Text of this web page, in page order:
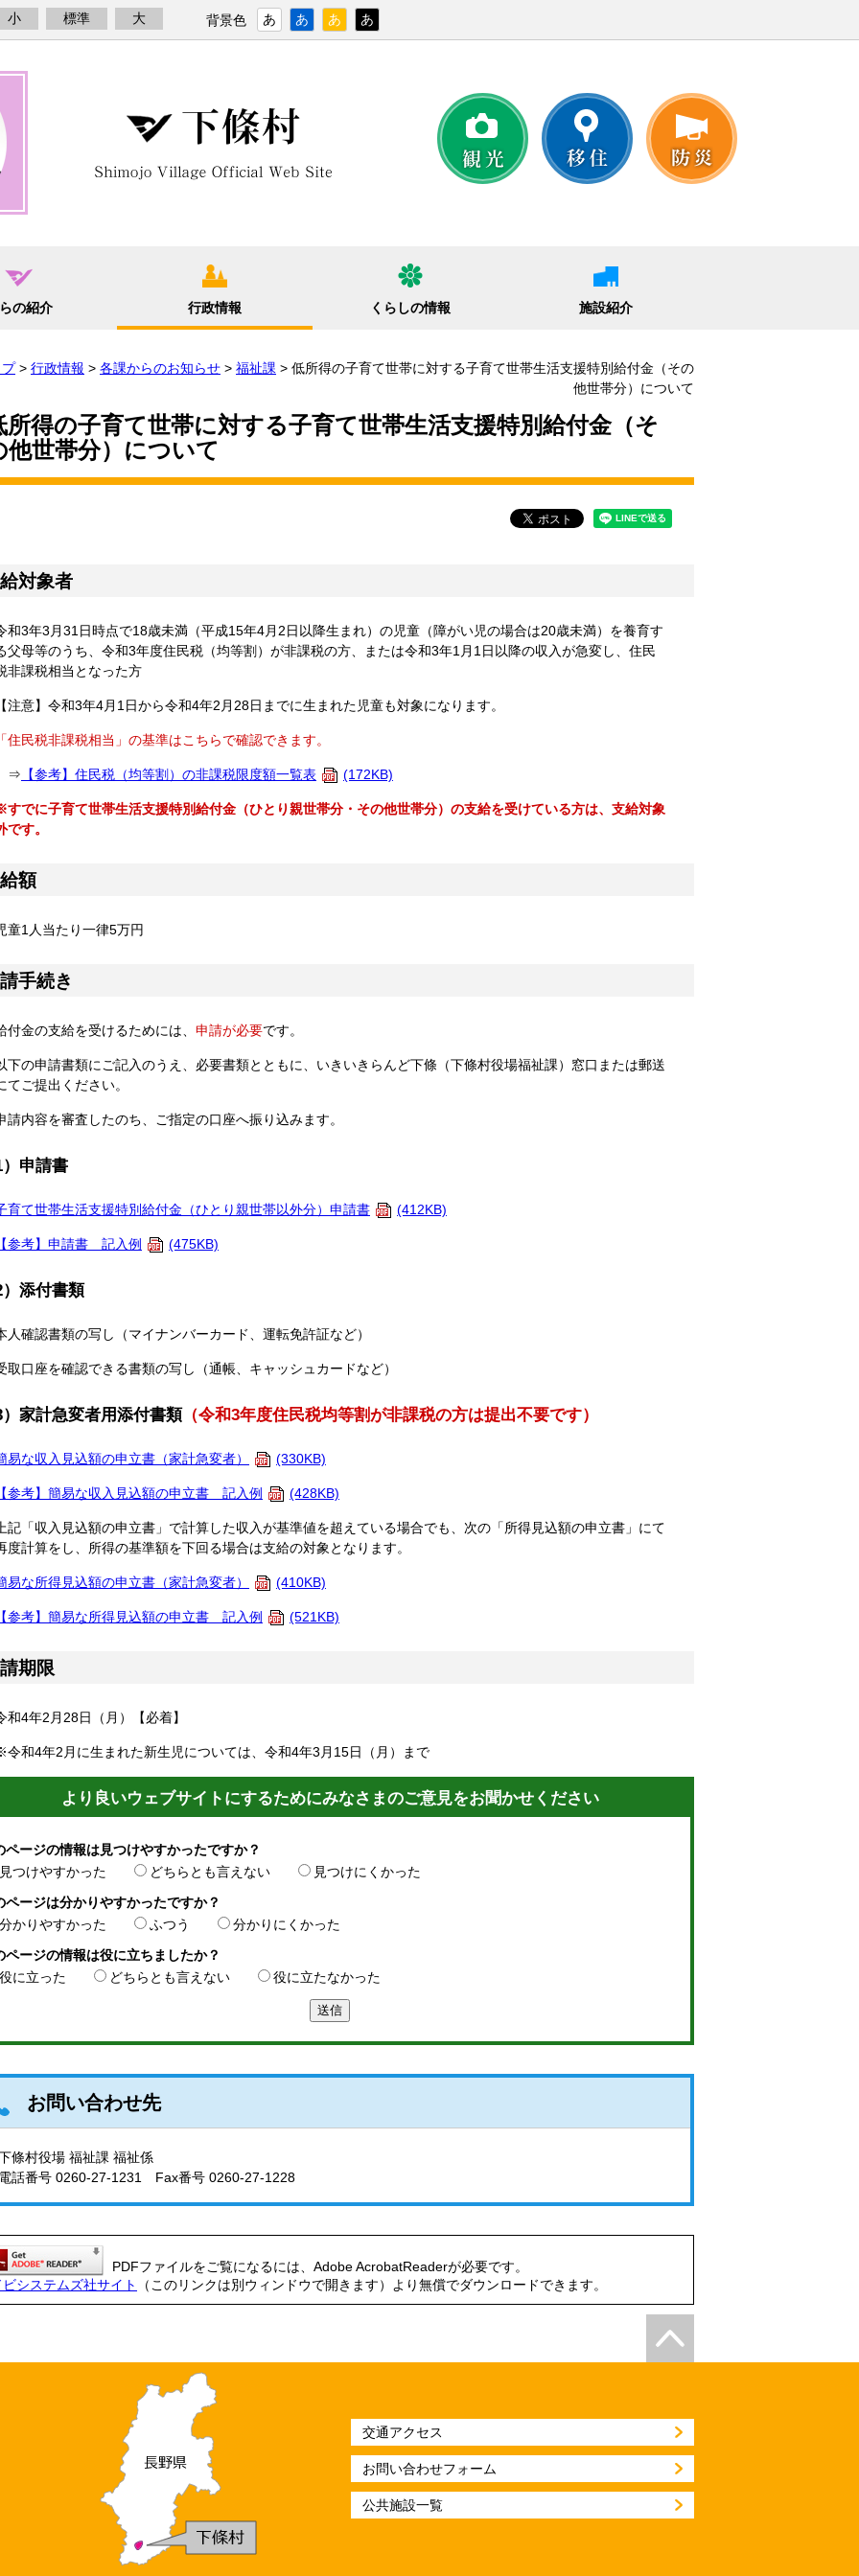
小 標準 大 背景色 あ あ あ あ
の紹介 行政情報 くらしの情報 施設紹介
プ> 行政情報 > 各課からのお知らせ > 福祉課 > 低所得の子育て世帯に対する子育て世帯生活支援特別給付金（その
他世帯分）について
所得の子育て世帯に対する子育て世帯生活支援特別給付金（そ
他世帯分）について
対象者
和3年3月31日時点で18歳未満（平成15年4月2日以降生まれ）の児童（障がい児の場合は20歳未満）を養育す
父母等のうち、令和3年度住民税（均等割）が非課税の方、または令和3年1月1日以降の収入が急変し、住民
非課税相当となった方
【注意】令和3年4月1日から令和4年2月28日までに生まれた児童も対象になります。
「住民税非課税相当」の基準はこちらで確認できます。
⇒ 【参考】住民税（均等割）の非課税限度額一覧表 (172KB)
すでに子育て世帯生活支援特別給付金（ひとり親世帯分・その他世帯分）の支給を受けている方は、支給対象
です。
額
童1人当たり一律5万円
手続き
付金の支給を受けるためには、 申請が必要です。
下の申請書類にご記入のうえ、必要書類とともに、いきいきらんど下條（下條村役場福祉課）窓口または郵送
てご提出ください。
請内容を審査したのち、ご指定の口座へ振り込みます。
）申請書
育て世帯生活支援特別給付金（ひとり親世帯以外分）申請書 (412KB)
【参考】申請書 記入例 (475KB)
）添付書類
人確認書類の写し（マイナンバーカード、運転免許証など）
取口座を確認できる書類の写し（通帳、キャッシュカードなど）
）家計急変者用添付書類（令和3年度住民税均等割が非課税の方は提出不要です）
易な収入見込額の申立書（家計急変者） (330KB)
【参考】簡易な収入見込額の申立書 記入例 (428KB)
上記「収入見込額の申立書」で計算した収入が基準値を超えている場合でも、次の「所得見込額の申立書」にて
度計算をし、所得の基準額を下回る場合は支給の対象となります。
易な所得見込額の申立書（家計急変者） (410KB)
【参考】簡易な所得見込額の申立書 記入例 (521KB)
期限
和4年2月28日（月）【必着】
令和4年2月に生まれた新生児については、令和4年3月15日（月）まで
より良いウェブサイトにするためにみなさまのご意見をお聞かせください
ページの情報は見つけやすかったですか？
見つけやすかった
どちらとも言えない
見つけにくかった
ページは分かりやすかったですか？
分かりやすかった
ふつう
分かりにくかった
ページの情報は役に立ちましたか？
役に立った
どちらとも言えない 役に立たなかった
お問い合わせ先
條村役場 福祉課 福祉係
電話番号 0260-27-1231 Fax番号 0260-27-1228
PDFファイルをご覧になるには、Adobe AcrobatReaderが必要です。
ビシステムズ社サイト
（このリンクは別ウィンドウで開きます）より無償でダウンロードできます。
交通アクセス
お問い合わせフォーム
公共施設一覧